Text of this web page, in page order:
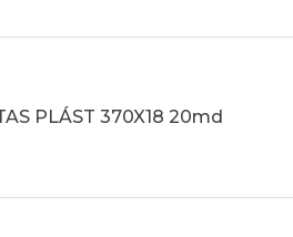
PLÁST 370X18 20md